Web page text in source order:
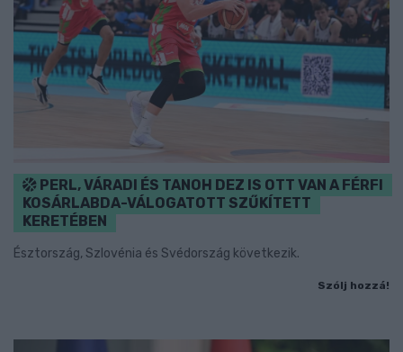
PERL, VÁRADI ÉS TANOH DEZ IS OTT VAN A FÉRFI
KOSÁRLABDA-VÁLOGATOTT SZŰKÍTETT
KERETÉBEN
Észtország, Szlovénia és Svédország következik.
Szólj hozzá!